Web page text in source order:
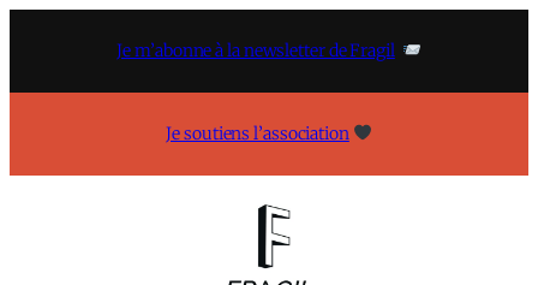
Je m’abonne à la newsletter de Fragil
Je soutiens l’association